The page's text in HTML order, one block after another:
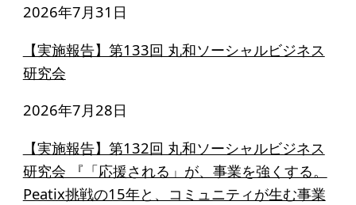
会員限定ページ
寄付のお願い
お手続き
寄付支援者
ニュース・コラム
2026年7月31日
【実施報告】第133回 丸和ソーシャルビジネス
研究会
2026年7月28日
【実施報告】第132回 丸和ソーシャルビジネス
研究会 『「応援される」が、事業を強くする。
Peatix挑戦の15年と、コミュニティが生む事業